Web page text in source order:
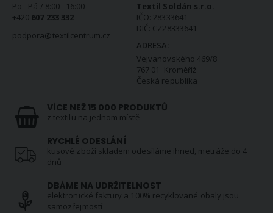
Po - Pá / 8:00 - 16:00
+420 607 233 332
podpora@textilcentrum.cz
Textil Soldán s.r.o.
IČO: 28333641
DIČ: CZ28333641
ADRESA:
Vejvanovského 469/8
767 01 Kroměříž
Česká republika
VÍCE NEŽ 15 000 PRODUKTŮ
z textilu na jednom místě
RYCHLÉ ODESLÁNÍ
kusové zboží skladem odesíláme ihned, metráže do 4
dnů
DBÁME NA UDRŽITELNOST
elektronické faktury a 100% recyklované obaly jsou
samozřejmostí